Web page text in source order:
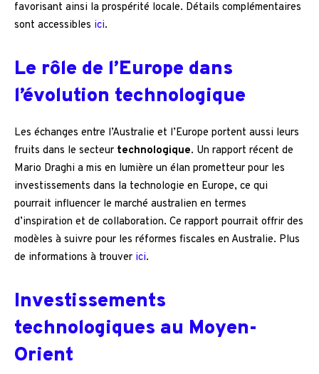
favorisant ainsi la prospérité locale. Détails complémentaires
sont accessibles ici.
Le rôle de l’Europe dans
l’évolution technologique
Les échanges entre l’Australie et l’Europe portent aussi leurs
fruits dans le secteur technologique. Un rapport récent de
Mario Draghi a mis en lumière un élan prometteur pour les
investissements dans la technologie en Europe, ce qui
pourrait influencer le marché australien en termes
d’inspiration et de collaboration. Ce rapport pourrait offrir des
modèles à suivre pour les réformes fiscales en Australie. Plus
de informations à trouver ici.
Investissements
technologiques au Moyen-
Orient